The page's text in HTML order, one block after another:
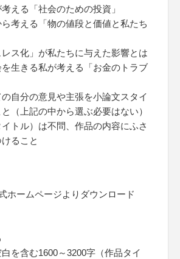
える「社会のための投資」
ら考える「物の値段と価値と私たち
レス化」が私たちに与えた影響とは
を生きる私が考える「お金のトラブ
自分の意見や主張を小論文スタイ
（上記の中から選ぶ必要はない）
トル）は不問、作品の内容にふさ
ること
ホームページよりダウンロード
を含む1600～3200字（作品タイ